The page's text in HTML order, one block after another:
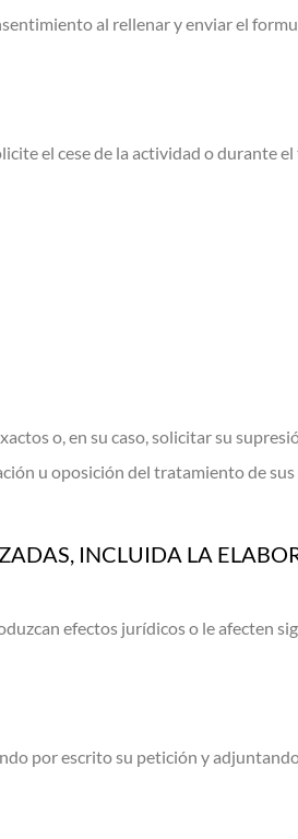
al rellenar y enviar el
el cese de la actividad o durante
o, en su caso, solicitar su
u oposición del tratamiento de sus
INCLUIDA LA
efectos jurídicos o le afecten
por escrito su petición y